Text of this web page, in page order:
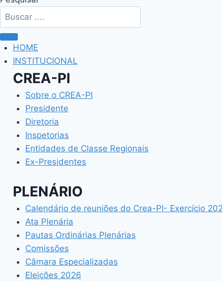
HOME
INSTITUCIONAL
CREA-PI
Sobre o CREA-PI
Presidente
Diretoria
Inspetorias
Entidades de Classe Regionais
Ex-Presidentes
PLENÁRIO
Calendário de reuniões do Crea-PI- Exercício
Ata Plenária
Pautas Ordinárias Plenárias
Comissões
Câmara Especializadas
Eleições 2026